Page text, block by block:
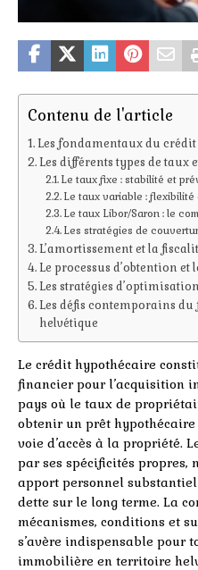
Contenu de l'article
Les fondamentaux du
Les différents types de
Le taux fixe : stabilité et
Le taux variable :
Le taux Libor/Saron : le
Les stratégies de
L’amortissement et la
Le processus d’obtention et
Les stratégies
Les défis contemporains
helvétique
Le crédit hypothécaire
financier pour l’acquisition
pays où le taux de
obtenir un prêt
voie d’accès à la propriété.
par ses spécificités propres,
apport personnel
dette sur le long terme. La
mécanismes, conditions et
s’avère indispensable pour
immobilière en territoire